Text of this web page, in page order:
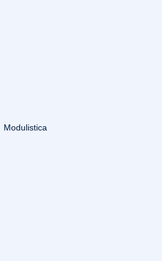
Modulistica